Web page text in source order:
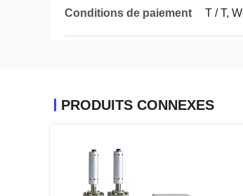
Conditions de paiement T / T,
PRODUITS CONNEXES